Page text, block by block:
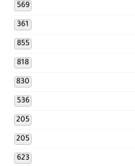
569
361
855
818
830
536
205
205
623